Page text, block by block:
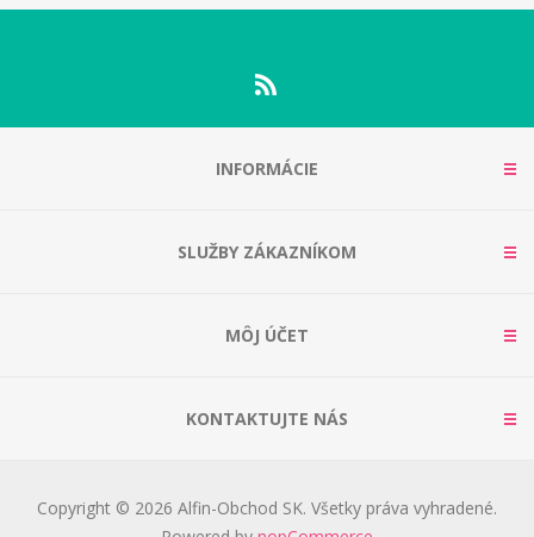
INFORMÁCIE
SLUŽBY ZÁKAZNÍKOM
MÔJ ÚČET
KONTAKTUJTE NÁS
Copyright © 2026 Alfin-Obchod SK. Všetky práva vyhradené.